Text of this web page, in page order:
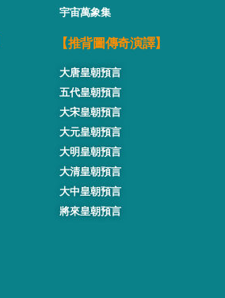
宇宙萬象集
【推背圖傳奇演譯】
大唐皇朝預言
五代皇朝預言
大宋皇朝預言
大元皇朝預言
大明皇朝預言
大清皇朝預言
大中皇朝預言
將來皇朝預言